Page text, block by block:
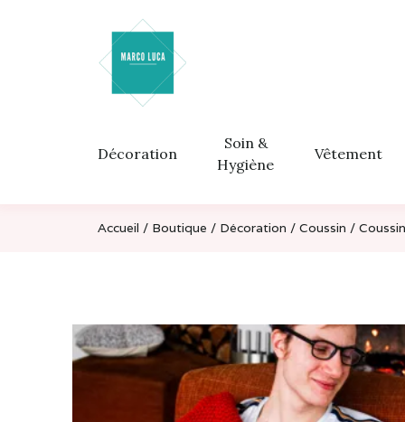
Aller
la
navigation
Aller
au
contenu
Décoration
Soin &
Hygiène
Vêtement
Accueil / Boutique / Décoration / Coussin /